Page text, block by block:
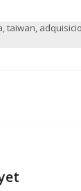
taiwan,